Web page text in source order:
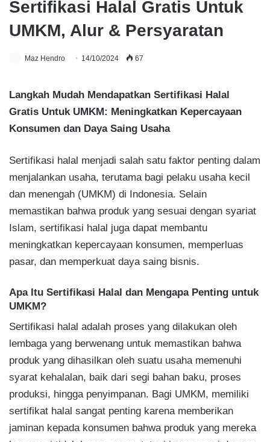
Sertifikasi Halal Gratis Untuk
UMKM, Alur & Persyaratan
Maz Hendro 14/10/2024 67
Langkah Mudah Mendapatkan Sertifikasi Halal
Gratis Untuk UMKM: Meningkatkan Kepercayaan
Konsumen dan Daya Saing Usaha
Sertifikasi halal menjadi salah satu faktor penting dalam
menjalankan usaha, terutama bagi pelaku usaha kecil
dan menengah (UMKM) di Indonesia. Selain
memastikan bahwa produk yang sesuai dengan syariat
Islam, sertifikasi halal juga dapat membantu
meningkatkan kepercayaan konsumen, memperluas
pasar, dan memperkuat daya saing bisnis.
Apa Itu Sertifikasi Halal dan Mengapa Penting untuk
UMKM?
Sertifikasi halal adalah proses yang dilakukan oleh
lembaga yang berwenang untuk memastikan bahwa
produk yang dihasilkan oleh suatu usaha memenuhi
syarat kehalalan, baik dari segi bahan baku, proses
produksi, hingga penyimpanan. Bagi UMKM, memiliki
sertifikat halal sangat penting karena memberikan
jaminan kepada konsumen bahwa produk yang mereka